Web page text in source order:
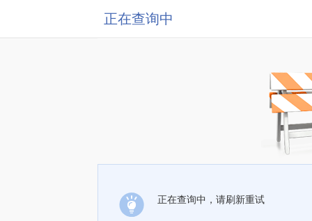
正在查询中
正在查询中，请刷新重试